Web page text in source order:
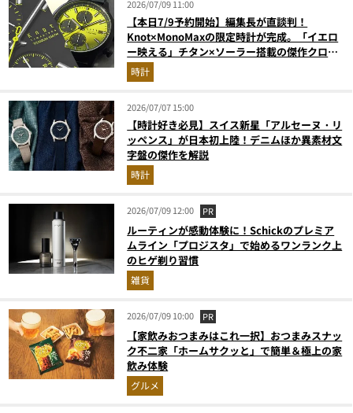
2026/07/09 11:00
【本日7/9予約開始】編集長が直談判！
Knot×MonoMaxの限定時計が完成。「イエロ
ー映える」チタン×ソーラー搭載の傑作クロノ
グラフ
時計
2026/07/07 15:00
【時計好き必見】スイス新星「アルセーヌ・リ
ッペンス」が日本初上陸！デニムほか異素材文
字盤の傑作を解説
時計
2026/07/09 12:00 PR
ルーティンが感動体験に！Schickのプレミア
ムライン「プロジスタ」で始めるワンランク上
のヒゲ剃り習慣
雑貨
2026/07/09 10:00 PR
【家飲みおつまみはこれ一択】おつまみスナッ
ク不二家「ホームサクッと」で簡単＆極上の家
飲み体験
グルメ